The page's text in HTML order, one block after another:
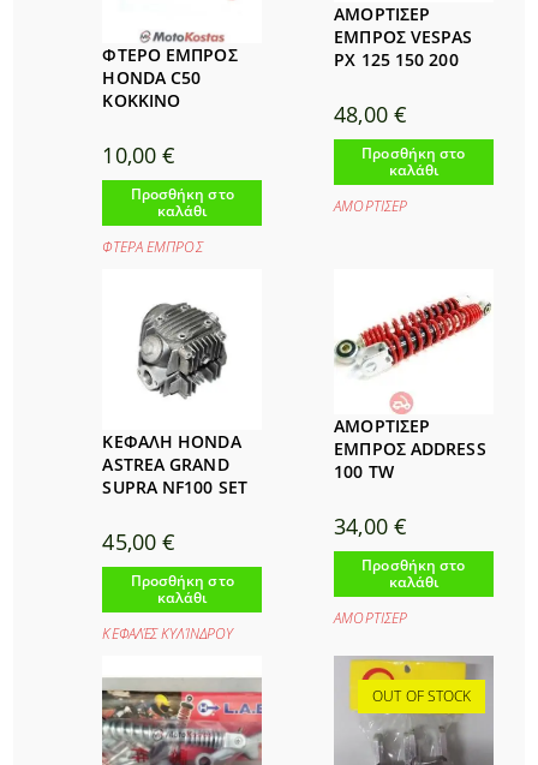
ΦΤΕΡΟ ΕΜΠΡΟΣ
HONDA C50
KOKKINO
10,00€
Προσθήκη στο
καλάθι
ΦΤΕΡΑ ΕΜΠΡΟΣ
ΑΜΟΡΤΙΣΕΡ
ΕΜΠΡΟΣ VESPAS
PX 125 150 200
48,00 €
Προσθήκη στο
καλάθι
ΑΜΟΡΤΙΣΕΡ
ΚΕΦΑΛΗ HONDA
ASTREA GRAND
SUPRA NF100 SET
45,00€
Προσθήκη στο
καλάθι
ΚΕΦΑΛΈΣ ΚΥΛΊΝΔΡΟΥ
ΑΜΟΡΤΙΣΕΡ
ΕΜΠΡΟΣ ADDRESS
100 TW
34,00 €
Προσθήκη στο
καλάθι
ΑΜΟΡΤΙΣΕΡ
OUT OF STOCK